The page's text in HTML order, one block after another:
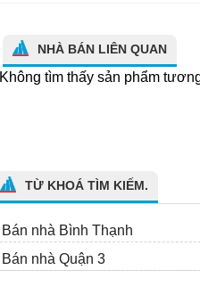
NHÀ BÁN LIÊN QUAN
Không tìm thấy sản phẩm
TỪ KHOÁ TÌM KIẾM.
Bán nhà Bình Thạnh
Bán nhà Quận 3